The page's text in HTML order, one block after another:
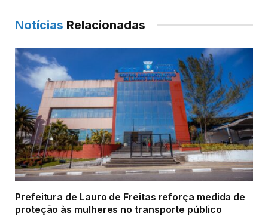
Notícias Relacionadas
Prefeitura de Lauro de Freitas reforça medida de
proteção às mulheres no transporte público